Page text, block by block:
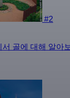
#2
골에 대해 알아